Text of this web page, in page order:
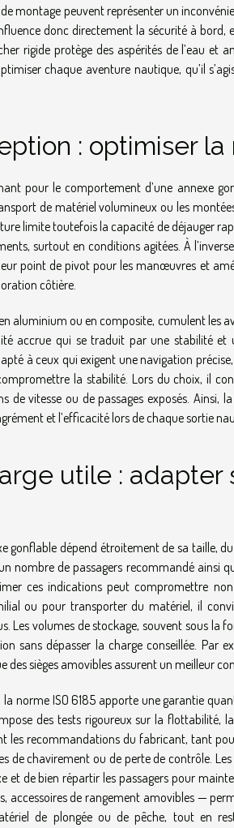
montage peuvent représenter un
donc directement la sécurité à bord,
rigide protège des aspérités de l’eau et
chaque aventure nautique, qu’il
: optimiser la
pour le comportement d’une annexe
de matériel volumineux ou les
limite toutefois la capacité de déjauger
surtout en conditions agitées. À
point de pivot pour les manœuvres et
côtière.
aluminium ou en composite, cumulent les
accrue qui se traduit par une stabilité et
à ceux qui exigent une navigation
la stabilité. Lors du choix, il
de vitesse ou de passages exposés.
et l’efficacité lors de chaque sortie
utile : adapter
gonflable dépend étroitement de sa taille,
nombre de passagers recommandé ainsi
ces indications peut compromettre
ou pour transporter du matériel, il
Les volumes de stockage, souvent sous la
sans dépasser la charge conseillée. Par
des sièges amovibles assurent un meilleur
norme ISO 6185 apporte une garantie
des tests rigoureux sur la flottabilité,
les recommandations du fabricant, tant
de chavirement ou de perte de contrôle.
et de bien répartir les passagers pour
accessoires de rangement amovibles —
de plongée ou de pêche, tout en